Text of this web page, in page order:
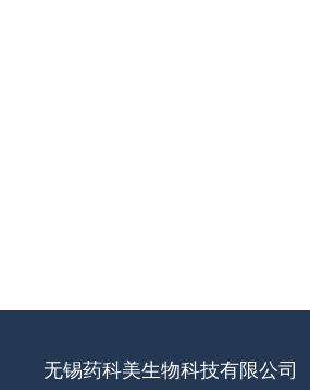
无锡药科美生物科技有限公司